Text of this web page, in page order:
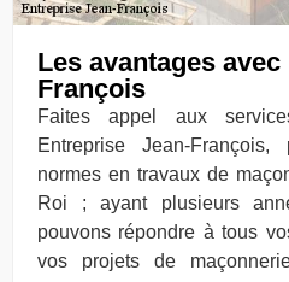
Les avantages
François
Faites appel aux
Entreprise Jean-
normes en travaux de
Roi ; ayant plusieurs
pouvons répondre à tous
vos projets de